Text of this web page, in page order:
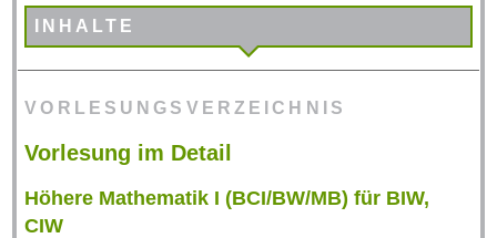
INHALTE
VORLESUNGSVERZEICHNIS
Vorlesung im Detail
Höhere Mathematik I (BCI/BW/MB) für BIW,
CIW